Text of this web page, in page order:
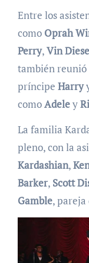
Entre los
como Oprah
Perry,Vin
también reunió
príncipe Harry
comoAdeley
La familia
pleno, con la
Kardashian,
Barker, Scott
Gamble, pareja